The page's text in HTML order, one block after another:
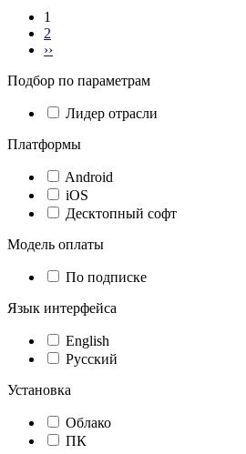
1
2
››
Подбор по параметрам
Лидер отрасли
Платформы
Android
iOS
Десктопный софт
Модель оплаты
По подписке
Язык интерфейса
English
Русский
Установка
Облако
ПК